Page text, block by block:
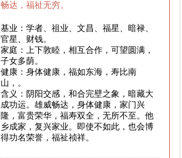
畅达，福祉无穷。
基业：学者、祖业、文昌、福星、暗禄、
官星、财钱。
家庭：上下敦睦，相互合作，可望圆满，
子女多荫。
健康：身体健康，福如东海，寿比南
山，。
含义：阴阳交感，和合完壁之象，暗藏大
成功运。雄威畅达，身体健康，家门兴
隆，富贵荣华，福寿双全，无所不至。他
乡成家，复兴家业。即使不如此，也会博
得功名荣誉，福祉祯祥。